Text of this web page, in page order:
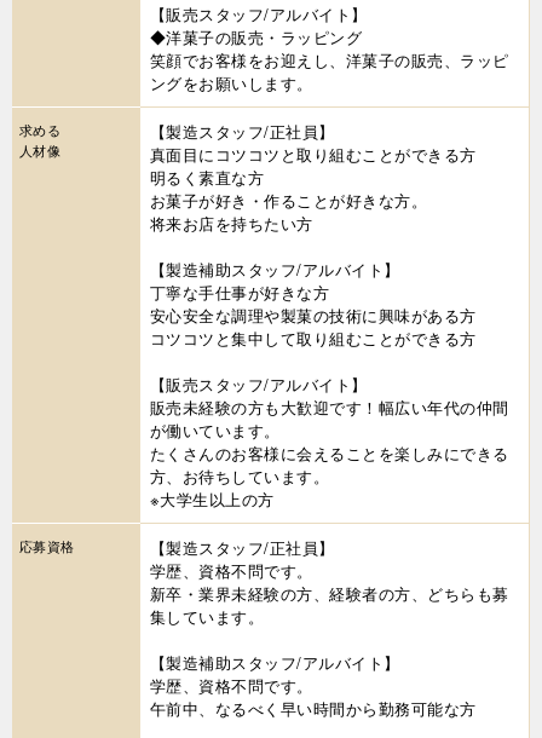
【販売スタッフ/アルバイト】
◆洋菓子の販売・ラッピング
笑顔でお客様をお迎えし、洋菓子の販売、ラッピ
ングをお願いします。
求める
人材像
【製造スタッフ/正社員】
真面目にコツコツと取り組むことができる方
明るく素直な方
お菓子が好き・作ることが好きな方。
将来お店を持ちたい方
【製造補助スタッフ/アルバイト】
丁寧な手仕事が好きな方
安心安全な調理や製菓の技術に興味がある方
コツコツと集中して取り組むことができる方
【販売スタッフ/アルバイト】
販売未経験の方も大歓迎です！幅広い年代の仲間
が働いています。
たくさんのお客様に会えることを楽しみにできる
方、お待ちしています。
※大学生以上の方
応募資格
【製造スタッフ/正社員】
学歴、資格不問です。
新卒・業界未経験の方、経験者の方、どちらも募
集しています。
【製造補助スタッフ/アルバイト】
学歴、資格不問です。
午前中、なるべく早い時間から勤務可能な方